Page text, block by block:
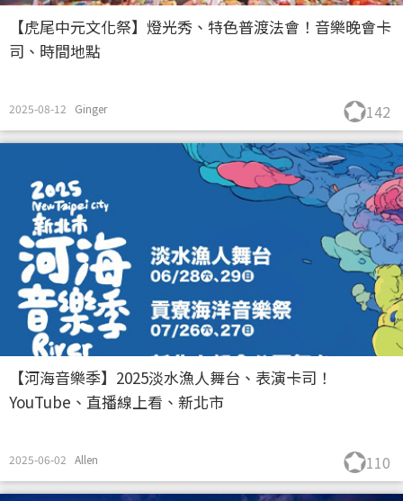
【虎尾中元文化祭】燈光秀、特色普渡法會！音樂晚會卡
司、時間地點
2025-08-12 Ginger 142
【河海音樂季】2025淡水漁人舞台、表演卡司！
YouTube、直播線上看、新北市
2025-06-02 Allen 110